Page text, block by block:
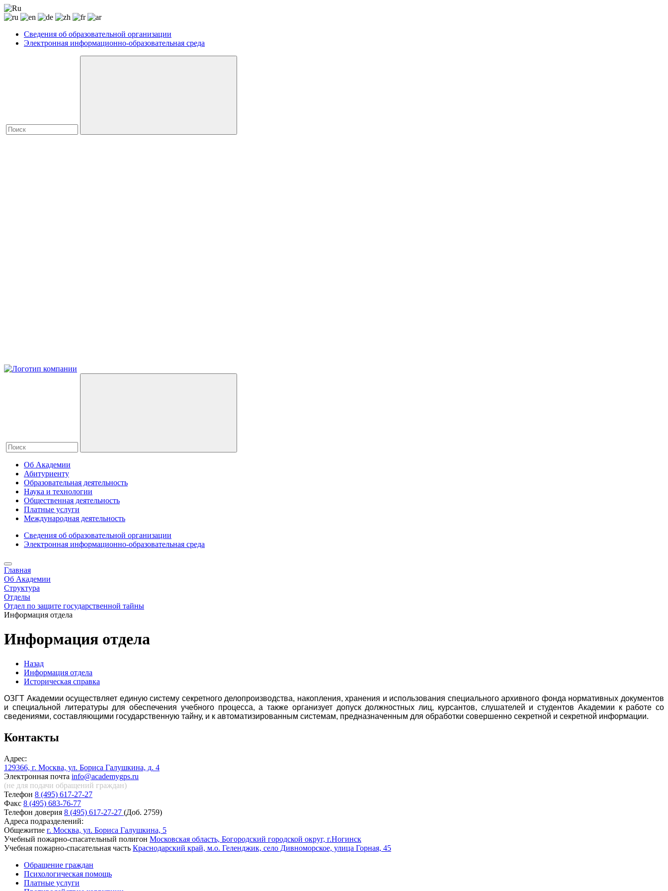
Сведения об образовательной организации
Электронная информационно-образовательная среда
Об Академии
Абитуриенту
Образовательная деятельность
Наука и технологии
Общественная деятельность
Платные услуги
Международная деятельность
Сведения об образовательной организации
Электронная информационно-образовательная среда
Главная
Об Академии
Структура
Отделы
Отдел по защите государственной тайны
Информация отдела
Информация отдела
Назад
Информация отдела
Историческая справка
ОЗГТ Академии осуществляет единую систему секретного делопроизводства, накопления, хранения и использования специального архивного фонда нормативных документов
и специальной литературы для обеспечения учебного процесса, а также организует допуск должностных лиц, курсантов, слушателей и студентов Академии к работе со
сведениями, составляющими государственную тайну, и к автоматизированным системам, предназначенным для обработки совершенно секретной и секретной информации.
Контакты
Адрес:
129366, г. Москва, ул. Бориса Галушкина, д. 4
Электронная почта info@academygps.ru
(не для подачи обращений граждан)
Телефон 8 (495) 617-27-27
Факс 8 (495) 683-76-77
Телефон доверия 8 (495) 617-27-27 (Доб. 2759)
Адреса подразделений:
Общежитие г. Москва, ул. Бориса Галушкина, 5
Учебный пожарно-спасательный полигон Московская область, Богородский городской округ, г.Ногинск
Учебная пожарно-спасательная часть Краснодарский край, м.о. Геленджик, село Дивноморское, улица Горная, 45
Обращение граждан
Психологическая помощь
Платные услуги